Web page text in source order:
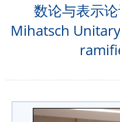
数论与表示
Mihatsch